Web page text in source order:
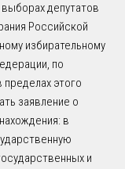
депутатов
Российской
избирательному
по
пределах этого
заявление о
в
и